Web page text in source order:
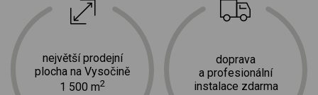
největší prodejní
plocha na Vysočině
1 500 m2
doprava
a profesionální
instalace zdarma